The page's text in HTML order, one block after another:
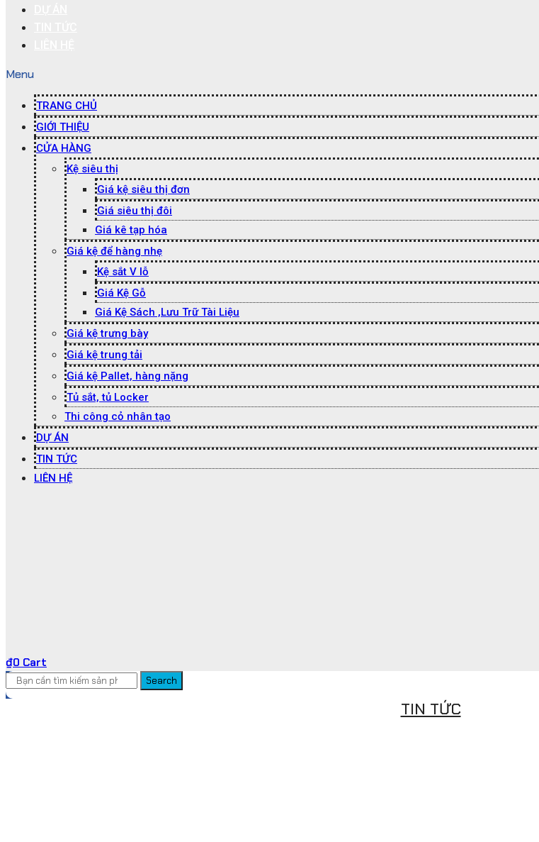
Menu
TRANG CHỦ
GIỚI THIỆU
CỬA HÀNG
Kệ siêu thị
Giá kệ siêu thị đơn
Giá siêu thị đôi
Giá kê tạp hóa
Giá kệ để hàng nhẹ
Kệ sắt V lỗ
Giá Kệ Gỗ
Giá Kệ Sách ,Lưu Trữ Tài Liệu
Giá kệ trưng bày
Giá kệ trung tải
Giá kệ Pallet, hàng nặng
Tủ sắt, tủ Locker
Thi công cỏ nhân tạo
DỰ ÁN
TIN TỨC
LIÊN HỆ
₫0 Cart
Search
TIN TỨC